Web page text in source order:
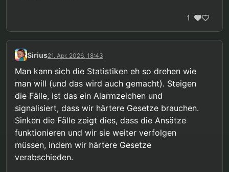
1
Sirius21. Apr. 2026, 18:43
Man kann sich die Statistiken eh so drehen wie
man will (und das wird auch gemacht). Steigen
die Fälle, ist das ein Alarmzeichen und
signalisiert, dass wir härtere Gesetze brauchen.
Sinken die Fälle zeigt dies, dass die Ansätze
funktionieren und wir sie weiter verfolgen
müssen, indem wir härtere Gesetze
verabschieden.